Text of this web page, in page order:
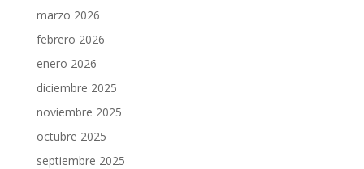
marzo 2026
febrero 2026
enero 2026
diciembre 2025
noviembre 2025
octubre 2025
septiembre 2025